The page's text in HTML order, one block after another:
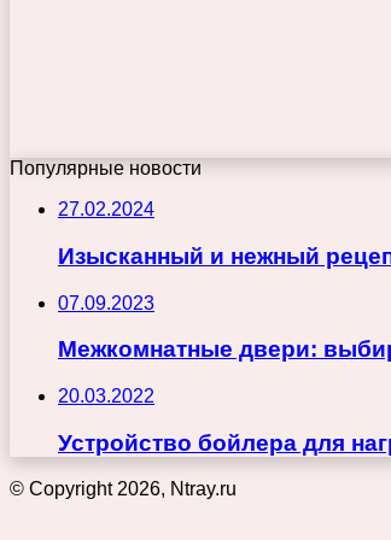
Популярные новости
27.02.2024
Изысканный и нежный
07.09.2023
Межкомнатные двери:
20.03.2022
Устройство бойлера для
© Copyright 2026, Ntray.ru